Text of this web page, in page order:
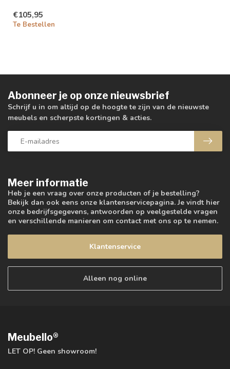
€105,95
Te Bestellen
Meer informatie
Heb je een vraag over onze producten of je bestelling?
Bekijk dan ook eens onze klantenservicepagina. Je vindt hier
onze bedrijfsgegevens, antwoorden op veelgestelde vragen
en verschillende manieren om contact met ons op te nemen.
Klantenservice
Alleen nog online
Abonneer je op onze nieuwsbrief
Schrijf u in om altijd op de hoogte te zijn van de nieuwste
meubels en scherpste kortingen & acties.
Meubello®
LET OP! Geen showroom!